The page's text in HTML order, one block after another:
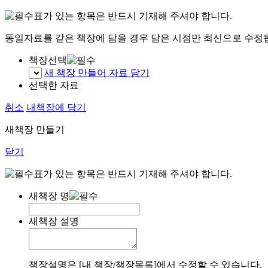
표가 있는 항목은 반드시 기재해 주셔야 합니다.
동일자료를 같은 책장에 담을 경우 담은 시점만 최신으로 수정
책장선택
새 책장 만들어 자료 담기
선택한 자료
취소 내책장에 담기
새책장 만들기
닫기
표가 있는 항목은 반드시 기재해 주셔야 합니다.
새책장 명
새책장 설명
책장설명은 [내 책장/책장목록]에서 수정할 수 있습니다.